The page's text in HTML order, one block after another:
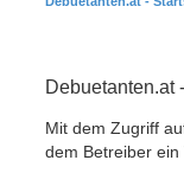
Debuetanten.at
Mit dem Zugriff
dem Betreiber